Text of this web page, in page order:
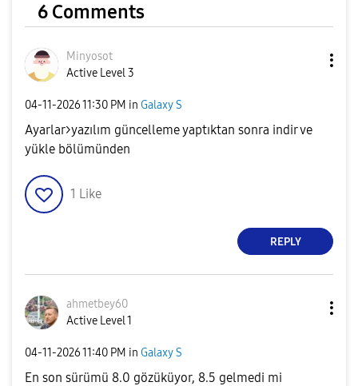
6 Comments
Minyosot
Active Level 3
‎04-11-202611:30 PM in Galaxy S
Ayarlar>yazılım güncelleme yaptıktan sonra indir ve
yükle bölümünden
1 Like
REPLY
ahmetbey60
Active Level 1
‎04-11-202611:40 PM in Galaxy S
En son sürümü 8.0 gözüküyor, 8.5 gelmedi mi